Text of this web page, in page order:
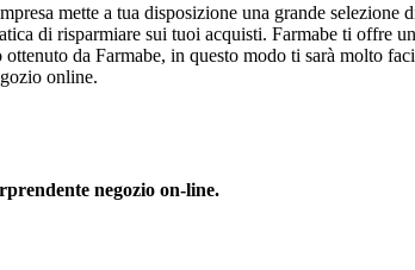
mette a tua disposizione una grande
di risparmiare sui tuoi acquisti. Farmabe ti offre
da Farmabe, in questo modo ti sarà molto
online.
negozio on-line.